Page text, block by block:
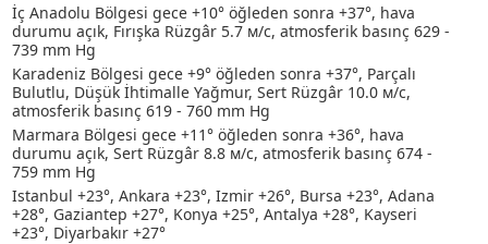
İç Anadolu Bölgesi gece +10° öğleden sonra +37°, hava
durumu açık, Fırışka Rüzgâr 5.7 м/с, atmosferik basınç 629 -
739 mm Hg
Karadeniz Bölgesi gece +9° öğleden sonra +37°, Parçalı
Bulutlu, Düşük İhtimalle Yağmur, Sert Rüzgâr 10.0 м/с,
atmosferik basınç 619 - 760 mm Hg
Marmara Bölgesi gece +11° öğleden sonra +36°, hava
durumu açık, Sert Rüzgâr 8.8 м/с, atmosferik basınç 674 -
759 mm Hg
Istanbul +23°, Ankara +23°, Izmir +26°, Bursa +23°, Adana
+28°, Gaziantep +27°, Konya +25°, Antalya +28°, Kayseri
+23°, Diyarbakır +27°